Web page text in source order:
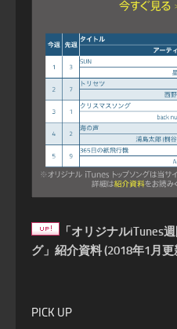
「オリジナルiTunes
グ」紹介資料 (2018年1月更
PICK UP